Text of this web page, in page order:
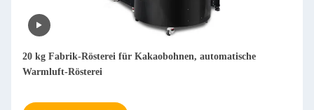
Multifunktionale Trockene Kaffeebohnen-Hulling-
Arabica Huller Kaffeemaschine 800 kg/h